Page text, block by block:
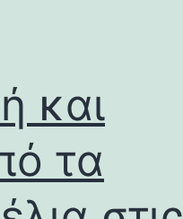
και
τα